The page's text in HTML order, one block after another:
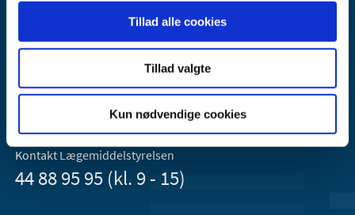
Tillad alle cookies
Tillad valgte
Kun nødvendige cookies
Email:dkma@dkma.dk
Lægemiddelstyrelsen er en del af
Sundheds- og Kirkeministeriet.
Kontakt Lægemiddelstyrelsen
44 88 95 95 (kl. 9 - 15)